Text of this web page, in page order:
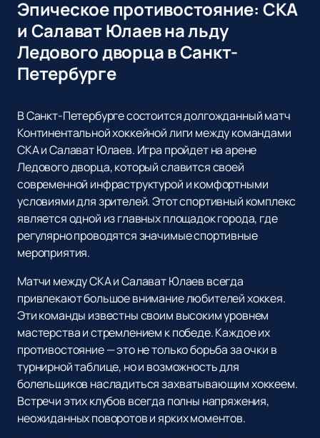
Эпическое противостояние: СКА
и Салават Юлаев на льду
Ледового дворца в Санкт-
Петербурге
В Санкт-Петербурге состоится долгожданный матч
Континентальной хоккейной лиги между командами
СКА и Салават Юлаев. Игра пройдет на арене
Ледового дворца, который славится своей
современной инфраструктурой и комфортными
условиями для зрителей. Этот спортивный комплекс
является одной из главных площадок города, где
регулярно проводятся значимые спортивные
мероприятия.
Матчи между СКА и Салават Юлаев всегда
привлекают большое внимание любителей хоккея.
Эти команды известны своим высоким уровнем
мастерства и стремлением к победе. Каждое их
противостояние — это не только борьба за очки в
турнирной таблице, но и возможность для
болельщиков насладиться захватывающим хоккеем.
Встречи этих клубов всегда полны напряжения,
неожиданных поворотов и ярких моментов.